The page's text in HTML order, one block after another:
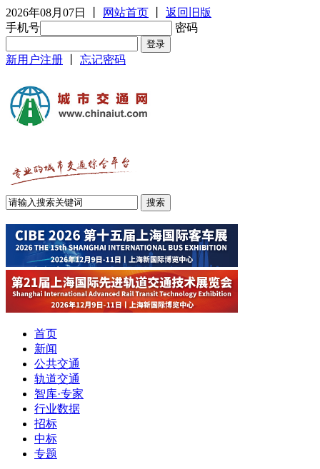
2026年08月07日 网站首页
返回旧版
手机号
密码
新用户注册 忘记密码
首页
新闻
公共交通
轨道交通
智库·专家
行业数据
招标
中标
专题